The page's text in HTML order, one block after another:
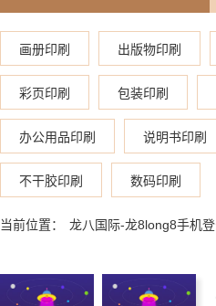
画册印刷 出版物印刷
彩页印刷 包装印刷
办公用品印刷 说明书印刷
不干胶印刷 数码印刷
当前位置： 龙八国际-龙8long8手机